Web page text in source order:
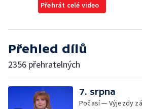
Přehrát celé video
Přehled dílů
2356 přehratelných
7. srpna
Počasí — Výjezdy